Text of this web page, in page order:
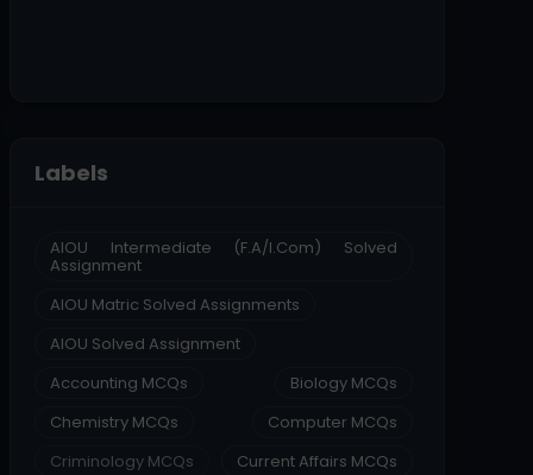
Labels
AIOU Intermediate (F.A/I.Com) Solved
Assignment
AIOU Matric Solved Assignments
AIOU Solved Assignment
Accounting MCQs
Biology MCQs
Chemistry MCQs
Computer MCQs
Criminology MCQs
Current Affairs MCQs